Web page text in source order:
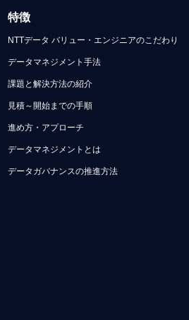
特徴
NTTデータ バリュー・エンジニアのこだわり
データマネジメント手法
課題と解決方法の紹介
見積～開始までの手順
進め方・アプローチ
データマネジメントとは
データガバナンスの推進方法